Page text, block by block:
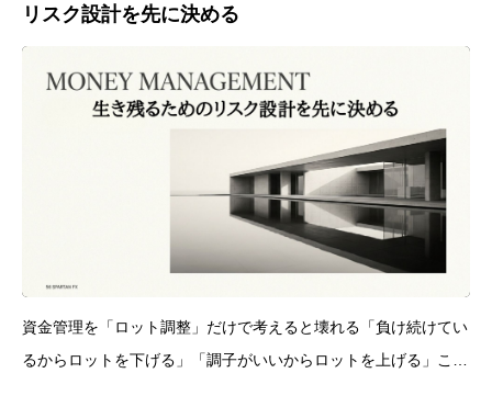
リスク設計を先に決める
資金管理を「ロット調整」だけで考えると壊れる「負け続けてい
るからロットを下げる」「調子がいいからロットを上げる」この